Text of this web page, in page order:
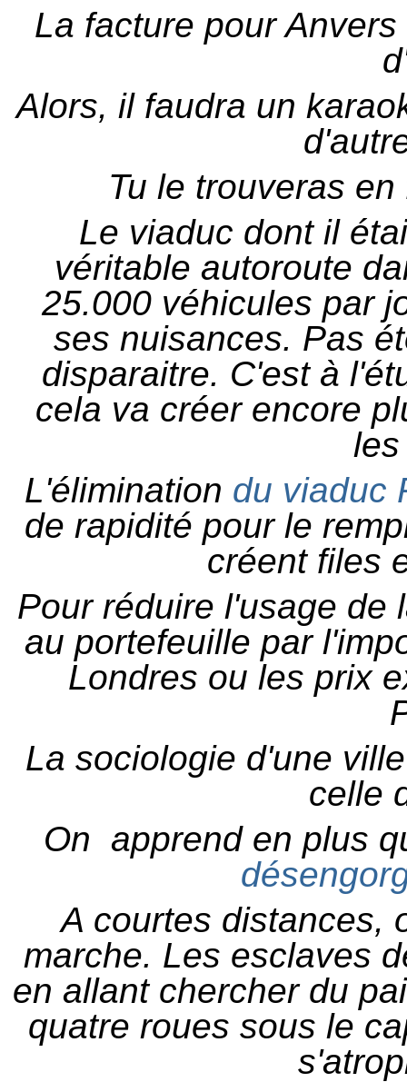
La facture pour
Alors, il faudra un
Tu le trouveras
Le viaduc dont il
véritable autoroute
25.000 véhicules par
ses nuisances. Pas
disparaitre. C'est à
cela va créer encore
L'élimination du viaduc
de rapidité pour le
créent files
Pour réduire l'usage de
au portefeuille par
Londres ou les prix
La sociologie d'une
celle
On apprend en plus
A courtes distances,
marche. Les esclaves
en allant chercher du
quatre roues sous le